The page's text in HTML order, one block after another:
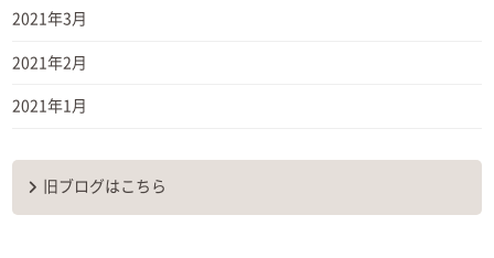
2021年3月
2021年2月
2021年1月
旧ブログはこちら